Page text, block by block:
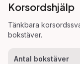
Korsordshjälp
Tänkbara
bokstäver.
Antal bokstäver